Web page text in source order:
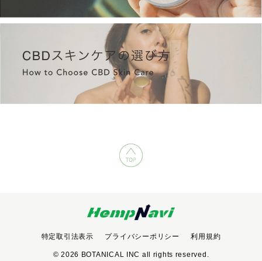
特定取引法表示 プライバシーポリシー 利用規約
© 2026 BOTANICAL INC all rights reserved.